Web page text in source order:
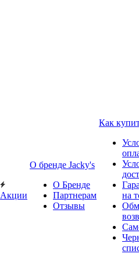
Акции
О бренде Jacky's
О Бренде
Партнерам
Отзывы
Как
на